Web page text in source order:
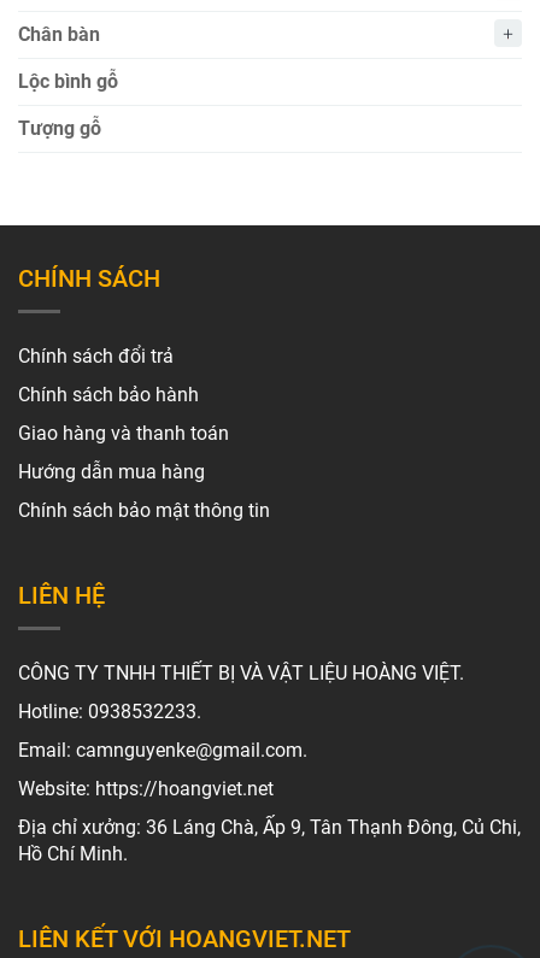
Chân bàn
Lộc bình gỗ
Tượng gỗ
CHÍNH SÁCH
Chính sách đổi trả
Chính sách bảo hành
Giao hàng và thanh toán
Hướng dẫn mua hàng
Chính sách bảo mật thông tin
LIÊN HỆ
CÔNG TY TNHH THIẾT BỊ VÀ VẬT LIỆU HOÀNG VIỆT.
Hotline: 0938532233.
Email: camnguyenke@gmail.com.
Website: https://hoangviet.net
Địa chỉ xưởng: 36 Láng Chà, Ấp 9, Tân Thạnh Đông, Củ Chi,
Hồ Chí Minh.
LIÊN KẾT VỚI HOANGVIET.NET